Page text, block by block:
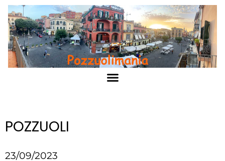
POZZUOLI
23/09/2023